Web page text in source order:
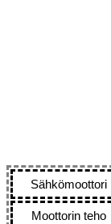
Sähkömoottori
Moottorin teho